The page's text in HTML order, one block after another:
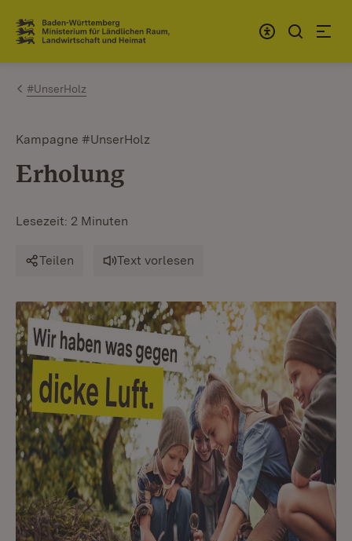
Zum Inhalt springen
Link zur Startseite
#UnserHolz
Kampagne #UnserHolz
Erholung
Lesezeit: 2 Minuten
Teilen Text vorlesen